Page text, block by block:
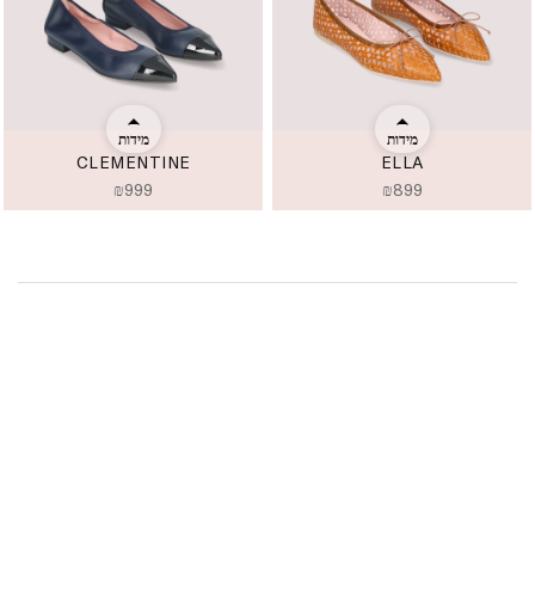
CLEMENTINE
₪999
מידות
ELLA
₪899
מידות